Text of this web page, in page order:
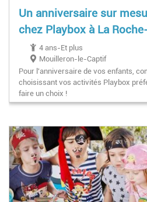
Un anniversaire sur
chez Playbox à La
4 ans-Et plus
Mouilleron-le-Captif
Pour l'anniversaire de vos enfants,
choisissant vos activités Playbox
faire un choix !